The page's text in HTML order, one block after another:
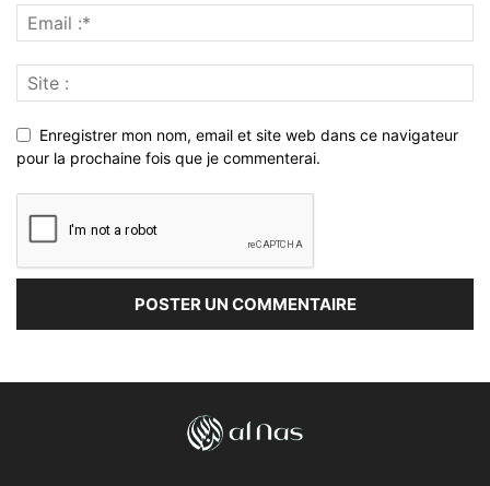
Enregistrer mon nom, email et site web dans ce navigateur
pour la prochaine fois que je commenterai.